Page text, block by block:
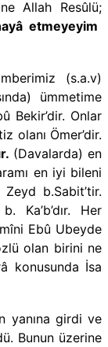
Allah Resûlü;
etmeyeyim
(s.a.v)
ümmetime
Bekir’dir. Onlar
olanı Ömer’dir.
(Davalarda) en
en iyi bileni
b.Sabit’tir.
Ka’b’dır. Her
Ebû Ubeyde
olan birini ne
konusunda İsa
yanına girdi ve
Bunun üzerine